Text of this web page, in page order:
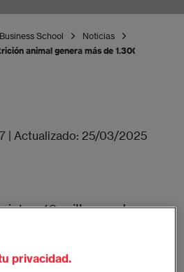
School
Noticias
animal genera más de 1.300 millones
Actualizado: 25/03/2025
16 millones de
2 hogares tiene una
privacidad.